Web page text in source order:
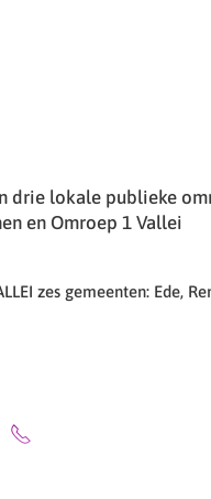
drie lokale publieke
en Omroep 1 Vallei
zes gemeenten: Ede,